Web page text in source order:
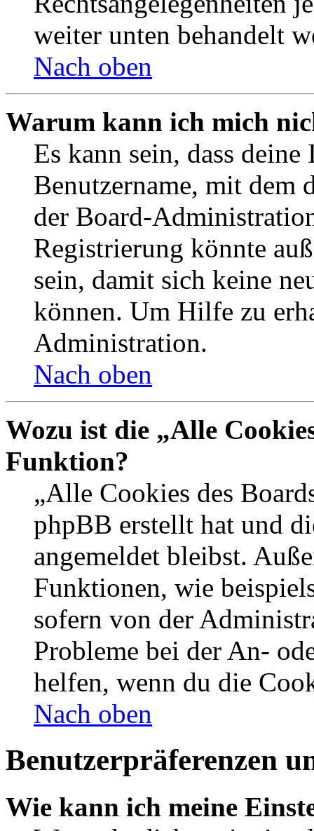
weiter unten behandelt
Nach oben
Warum kann ich mich
Es kann sein, dass
Benutzername, mit dem
der Board-
Registrierung könnte
sein, damit sich keine
können. Um Hilfe zu
Administration.
Nach oben
Wozu ist die „Alle
Funktion?
„Alle Cookies des
phpBB erstellt hat und
angemeldet bleibst.
Funktionen, wie
sofern von der
Probleme bei der An-
helfen, wenn du die
Nach oben
Benutzerpräferenzen
Wie kann ich meine